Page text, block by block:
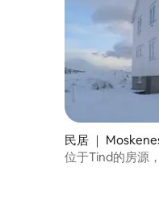
民居 ｜
位于Tind的房源